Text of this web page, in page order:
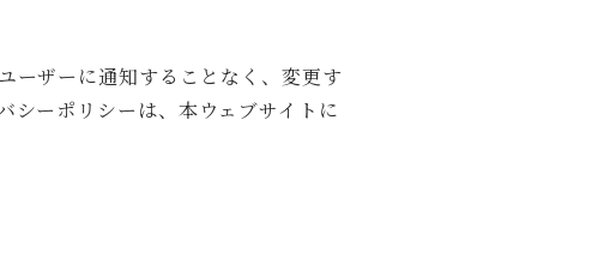
ーザーに通知することなく、変更す
シーポリシーは、本ウェブサイトに